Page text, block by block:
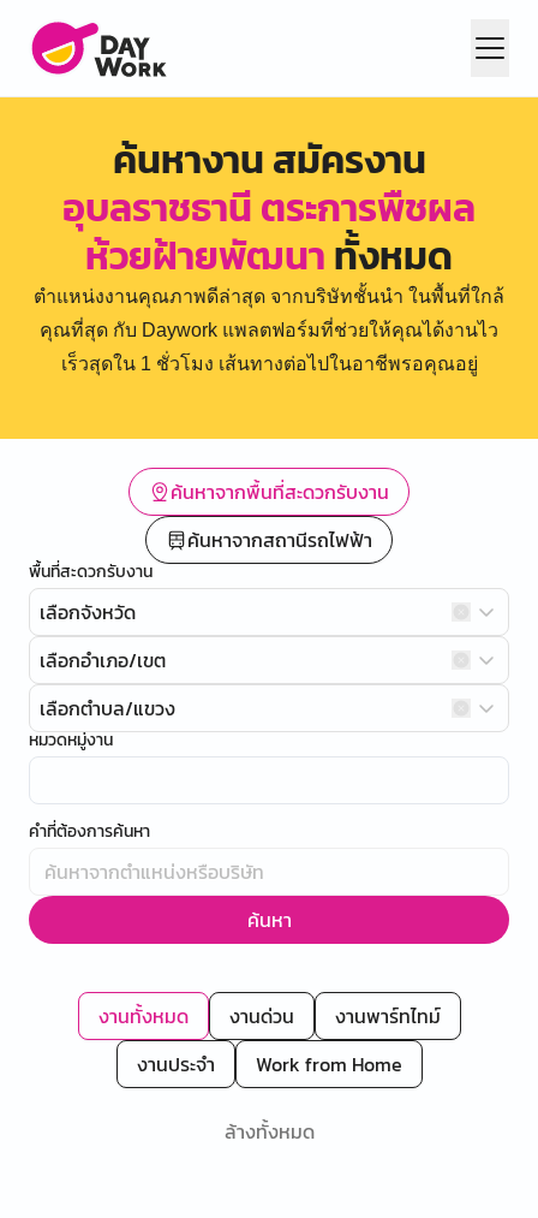
ค้นหางาน สมัครงาน
อุบลราชธานี ตระการพืชผล
ห้วยฝ้ายพัฒนาทั้งหมด
ตำแหน่งงานคุณภาพดีล่าสุด จากบริษัทชั้นนำ ในพื้นที่ใกล้
คุณที่สุด กับ Daywork แพลตฟอร์มที่ช่วยให้คุณได้งานไว
เร็วสุดใน 1 ชั่วโมง เส้นทางต่อไปในอาชีพรอคุณอยู่
ค้นหาจากพื้นที่สะดวกรับงาน
ค้นหาจากสถานีรถไฟฟ้า
พื้นที่สะดวกรับงาน
เลือกจังหวัด
เลือกอำเภอ/เขต
เลือกตำบล/แขวง
หมวดหมู่งาน
คำที่ต้องการค้นหา
ค้นหา
งานทั้งหมด งานด่วน
งานพาร์ทไทม์
งานประจำ
Work from Home
ล้างทั้งหมด